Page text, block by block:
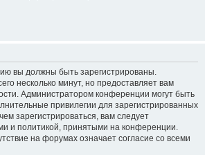
вы должны быть зарегистрированы.
несколько минут, но предоставляет вам
Администратором конференции могут быть
привилегии для зарегистрированных
зарегистрироваться, вам следует
и политикой, принятыми на конференции.
на форумах означает согласие со всеми